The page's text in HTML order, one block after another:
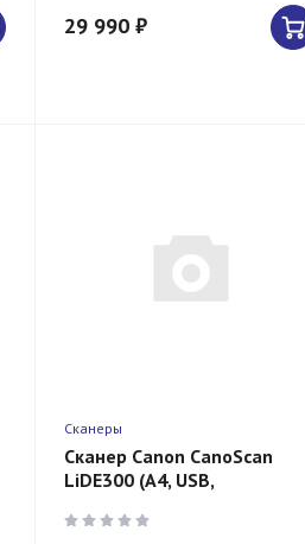
29 990 ₽
Сканеры
Сканер Canon CanoScan
LiDE300 (A4, USB,